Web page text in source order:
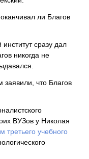
ли Благов
сразу дал
никогда не
заявили, что Благов
ВУЗов у Николая
третьего учебного